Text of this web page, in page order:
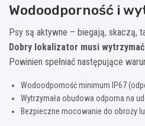
Wodoodporność i
Psy są aktywne – biegają, skaczą,
Dobry lokalizator musi
Powinien spełniać następujące
Wodoodporność minimum IP67
Wytrzymała obudowa odporna na
Bezpieczne mocowanie do obroży